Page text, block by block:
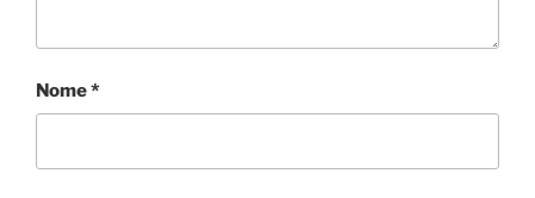
Nome*